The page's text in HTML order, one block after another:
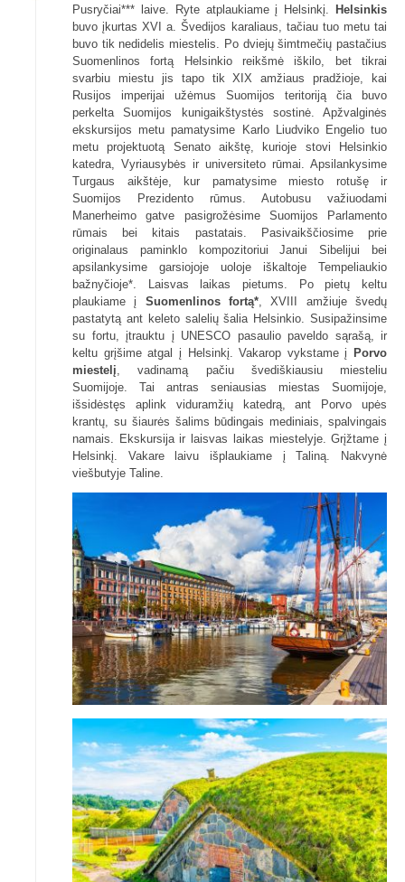
Pusryčiai*** laive. Ryte atplaukiame į Helsinkį. Helsinkis
buvo įkurtas XVI a. Švedijos karaliaus, tačiau tuo metu tai
buvo tik nedidelis miestelis. Po dviejų šimtmečių pastačius
Suomenlinos fortą Helsinkio reikšmė iškilo, bet tikrai
svarbiu miestu jis tapo tik XIX amžiaus pradžioje, kai
Rusijos imperijai užėmus Suomijos teritoriją čia buvo
perkelta Suomijos kunigaikštystės sostinė. Apžvalginės
ekskursijos metu pamatysime Karlo Liudviko Engelio tuo
metu projektuotą Senato aikštę, kurioje stovi Helsinkio
katedra, Vyriausybės ir universiteto rūmai. Apsilankysime
Turgaus aikštėje, kur pamatysime miesto rotušę ir
Suomijos Prezidento rūmus. Autobusu važiuodami
Manerheimo gatve pasigrožėsime Suomijos Parlamento
rūmais bei kitais pastatais. Pasivaikščiosime prie
originalaus paminklo kompozitoriui Janui Sibelijui bei
apsilankysime garsiojoje uoloje iškaltoje Tempeliaukio
bažnyčioje*. Laisvas laikas pietums. Po pietų keltu
plaukiame į Suomenlinos fortą* , XVIII amžiuje švedų
pastatytą ant keleto salelių šalia Helsinkio. Susipažinsime
su fortu, įtrauktu į UNESCO pasaulio paveldo sąrašą, ir
keltu grįšime atgal į Helsinkį. Vakarop vykstame į Porvo
miestelį , vadinamą pačiu švediškiausiu miesteliu
Suomijoje. Tai antras seniausias miestas Suomijoje,
išsidėstęs aplink viduramžių katedrą, ant Porvo upės
krantų, su šiaurės šalims būdingais mediniais, spalvingais
namais. Ekskursija ir laisvas laikas miestelyje. Grįžtame į
Helsinkį. Vakare laivu išplaukiame į Taliną. Nakvynė
viešbutyje Taline.